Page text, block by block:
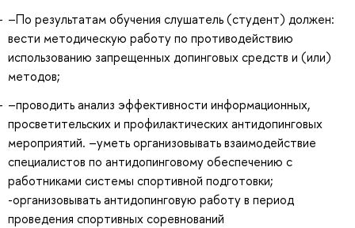
–По результатам обучения слушатель (студент) должен:
вести методическую работу по противодействию
использованию запрещенных допинговых средств и (или)
методов;
–проводить анализ эффективности информационных,
просветительских и профилактических антидопинговых
мероприятий. –уметь организовывать взаимодействие
специалистов по антидопинговому обеспечению с
работниками системы спортивной подготовки;
-организовывать антидопинговую работу в период
проведения спортивных соревнований